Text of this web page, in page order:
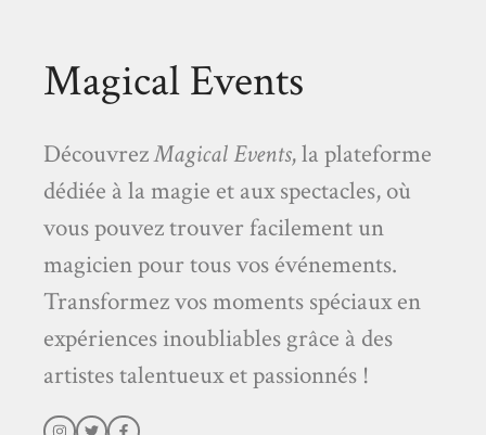
Magical Events
DécouvrezMagical Events, la plateforme
dédiée à la magie et aux spectacles, où
vous pouvez trouver facilement un
magicien pour tous vos événements.
Transformez vos moments spéciaux en
expériences inoubliables grâce à des
artistes talentueux et passionnés !